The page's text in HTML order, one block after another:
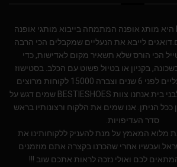
חברת BESTIESHOES היא מותג אופנה המתמחה בייבוא מותגי אופנה
לייבא את הנעליים שמקבלים הכי הרבה
הכי הורס שלא תשאיר מקום לאדישות, כדי
בקניון או בטיול פשוט עם הכלב. בסטישוז
התחילה בייבוא של נעליים לפני 6 שנים וצברה 15000 לקוחות מרוצים
חוזרים אשר הפכו כבר לבני בית.אנחנו צוות BESTIESHOES שמים דגש על
ככל הניתן. אנו שמים את הלקוח ורצונותיו בראש
סדר העדיפויות.
מלוא המאמץ על מנת להעניק ללקוחותינו את
אחרי שהכרנו בקצרה אתם מוזמנים
לכם ואולי נזכה לראות אתכם שוב !!!